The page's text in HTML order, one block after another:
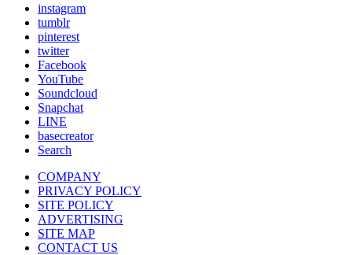
instagram
tumblr
pinterest
twitter
Facebook
YouTube
Soundcloud
Snapchat
LINE
basecreator
Search
COMPANY
PRIVACY POLICY
SITE POLICY
ADVERTISING
SITE MAP
CONTACT US